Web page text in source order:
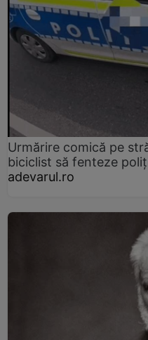
Urmărire comică pe
biciclist să fenteze
adevarul.ro